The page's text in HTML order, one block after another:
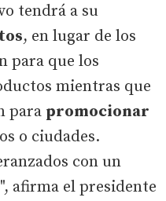
tendrá a su
, en lugar de los
para que los
mientras que
para promocionar
o ciudades.
con un
afirma el presidente